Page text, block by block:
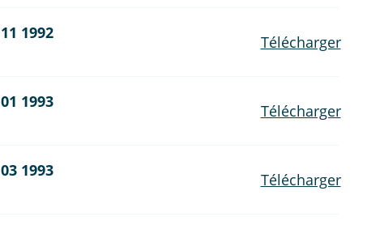
1992 Télécharger
1993 Télécharger
1993 Télécharger